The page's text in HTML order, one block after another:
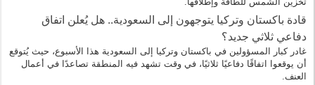
قادة باكستان وتركيا يتوجهون إلى السعودية.. هل يُعلن اتفاق
دفاعي ثلاثي جديد؟
غادر كبار المسؤولين في باكستان وتركيا إلى السعودية هذا الأسبوع، حيث يُتوقع
أن يوقعوا اتفاقًا دفاعيًا ثلاثيًا، في وقت تشهد فيه المنطقة تصاعدًا في أعمال
العنف.